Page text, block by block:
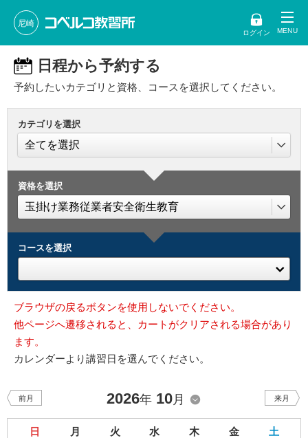
尼崎
ログイン
日程から予約する
予約したいカテゴリと資格、コースを選択してください。
カテゴリを選択
資格を選択
コースを選択
ブラウザの戻るボタンを使用しないでください。
他ページへ遷移されると、カートがクリアされる場合があり
ます。
カレンダーより講習日を選んでください。
前月 2026年 10月 来月
日 月 火 水 木 金 土